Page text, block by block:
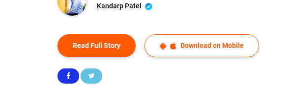
Kandarp Patel
Read Full Story Download on Mobile